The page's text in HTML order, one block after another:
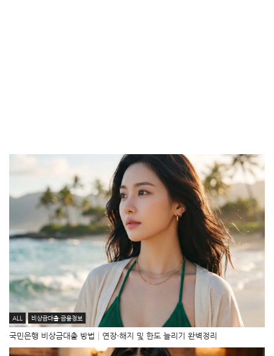
ALL 비상금대출·금융정보
국민은행 비상금대출 방법│연장·해지 및 한도 늘리기 완벽정리